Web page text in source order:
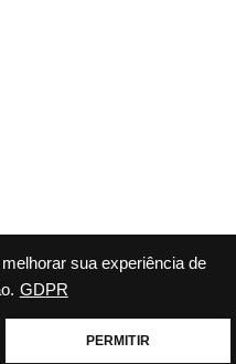
sua experiência de
GDPR
PERMITIR